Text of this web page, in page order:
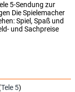
5-Sendung zur
Die Spielemacher
Spiel, Spaß und
und Sachpreise
Tele 5)